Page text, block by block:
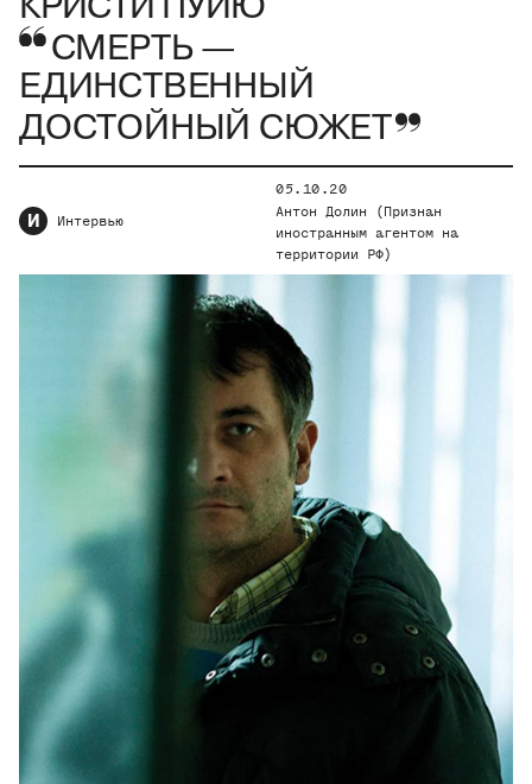
СМЕРТЬ —
ЕДИНСТВЕННЫЙ
ДОСТОЙНЫЙ СЮЖЕТ
И Интервью
05.10.20
Антон Долин (Признан
иностранным агентом на
территории РФ)